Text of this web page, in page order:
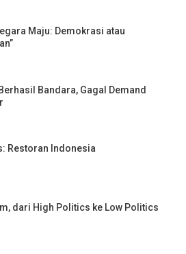
Maju: Demokrasi atau
Bandara, Gagal Demand
Restoran Indonesia
dari High Politics ke Low Politics